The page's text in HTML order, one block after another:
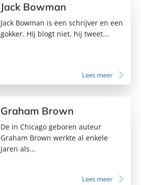
Jack Bowman
Jack Bowman is een schrijver en een
gokker. Hij blogt niet, hij tweet...
Lees meer
Graham Brown
De in Chicago geboren auteur
Graham Brown werkte al enkele
jaren als...
Lees meer